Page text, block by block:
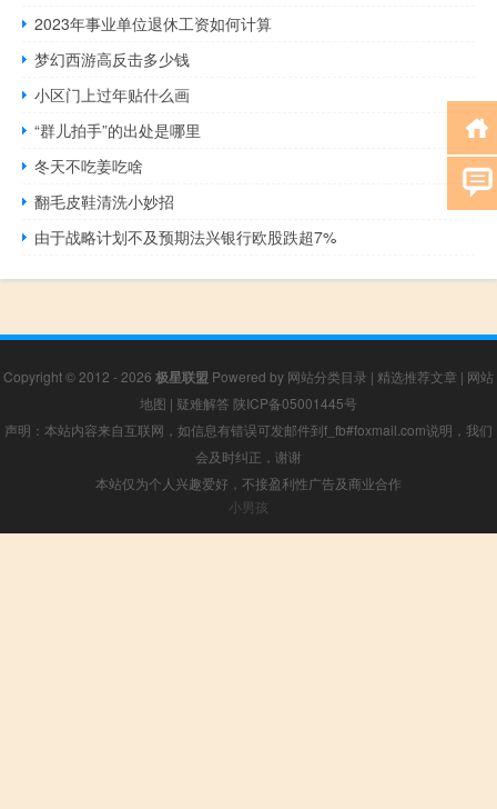
2023年事业单位退休工资如何计算
梦幻西游高反击多少钱
小区门上过年贴什么画
“群儿拍手”的出处是哪里
冬天不吃姜吃啥
翻毛皮鞋清洗小妙招
由于战略计划不及预期法兴银行欧股跌超7%
Copyright © 2012 - 2026 极星联盟 Powered by 网站分类目录 | 精选推荐文章 | 网站
地图 | 疑难解答 陕ICP备05001445号
声明：本站内容来自互联网，如信息有错误可发邮件到f_fb#foxmail.com说明，我们
会及时纠正，谢谢
本站仅为个人兴趣爱好，不接盈利性广告及商业合作
小男孩